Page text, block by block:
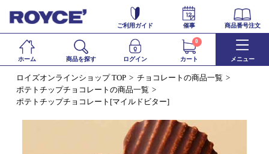
ご利用ガイド 催事 商品番号注文
ホーム 商品を探す ログイン カート
0
メニュー
ロイズオンラインショップ TOP
チョコレートの商品一覧
ポテトチップチョコレートの商品一覧
ポテトチップチョコレート[マイルドビター]